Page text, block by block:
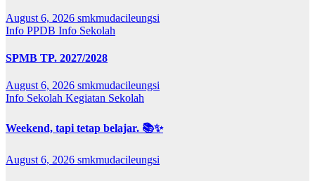
August 6, 2026 smkmudacileungsi
Info PPDB Info Sekolah
SPMB TP. 2027/2028
August 6, 2026 smkmudacileungsi
Info Sekolah Kegiatan Sekolah
Weekend, tapi tetap belajar. 📚✨
August 6, 2026 smkmudacileungsi